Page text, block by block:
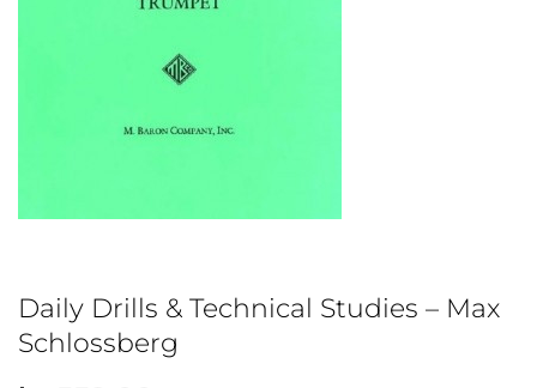
Daily Drills & Technical Studies – Max
Schlossberg